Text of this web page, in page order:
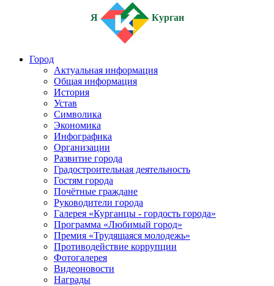
Я Курган
Город
Актуальная информация
Общая информация
История
Устав
Символика
Экономика
Инфографика
Организации
Развитие города
Градостроительная деятельность
Гостям города
Почётные граждане
Руководители города
Галерея «Курганцы - гордость города»
Программа «Любимый город»
Премия «Трудящаяся молодежь»
Противодействие коррупции
Фотогалерея
Видеоновости
Награды